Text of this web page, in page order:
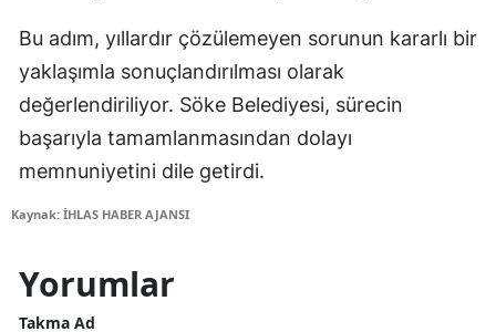
Bu adım, yıllardır çözülemeyen sorunun kararlı bir
yaklaşımla sonuçlandırılması olarak
değerlendiriliyor. Söke Belediyesi, sürecin
başarıyla tamamlanmasından dolayı
memnuniyetini dile getirdi.
Kaynak: İHLAS HABER AJANSI
Yorumlar
Takma Ad